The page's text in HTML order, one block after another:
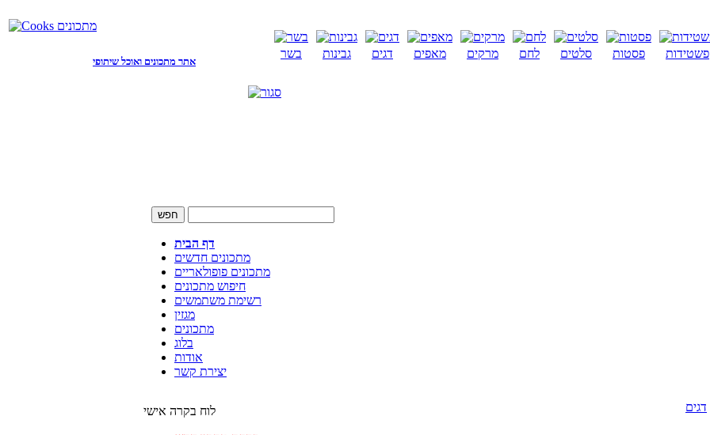
אתר מתכונים ואוכל שיתופי
בשר גבינות דגים מאפים מרקים לחם סלטים פסטות פשטידות
דף הבית
מתכונים חדשים
מתכונים פופולאריים
חיפוש מתכונים
רשימת משתמשים
מגזין
מתכונים
בלוג
אודות
יצירת קשר
לוח בקרה אישי
דגים